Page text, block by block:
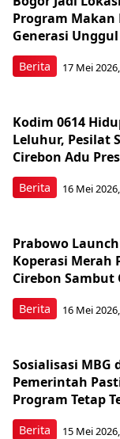
Berita
Program
Generasi Unggul
17 Mei
Berita
Kodim 0614
Leluhur, Pesilat
Cirebon Adu
16 Mei
Berita
Prabowo
Koperasi Merah
Cirebon
16 Mei
Berita
Sosialisasi MBG
Pemerintah
Program Tetap
15 Mei